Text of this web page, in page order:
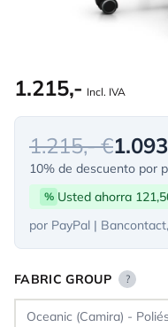
1.215,- Incl. IVA
1.215,- €
10% de descuento por
% Usted ahorra
por PayPal |
FABRIC GROUP ?